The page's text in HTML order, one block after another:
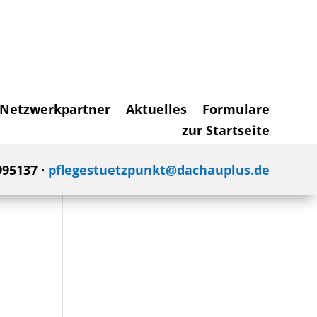
Netzwerkpartner Aktuelles
Formulare
zur Startseite
· pflegestuetzpunkt@dachauplus.de